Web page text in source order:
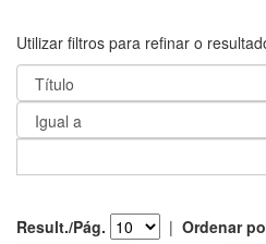
Utilizar filtros para refinar o
Result./Pág. | Ordenar